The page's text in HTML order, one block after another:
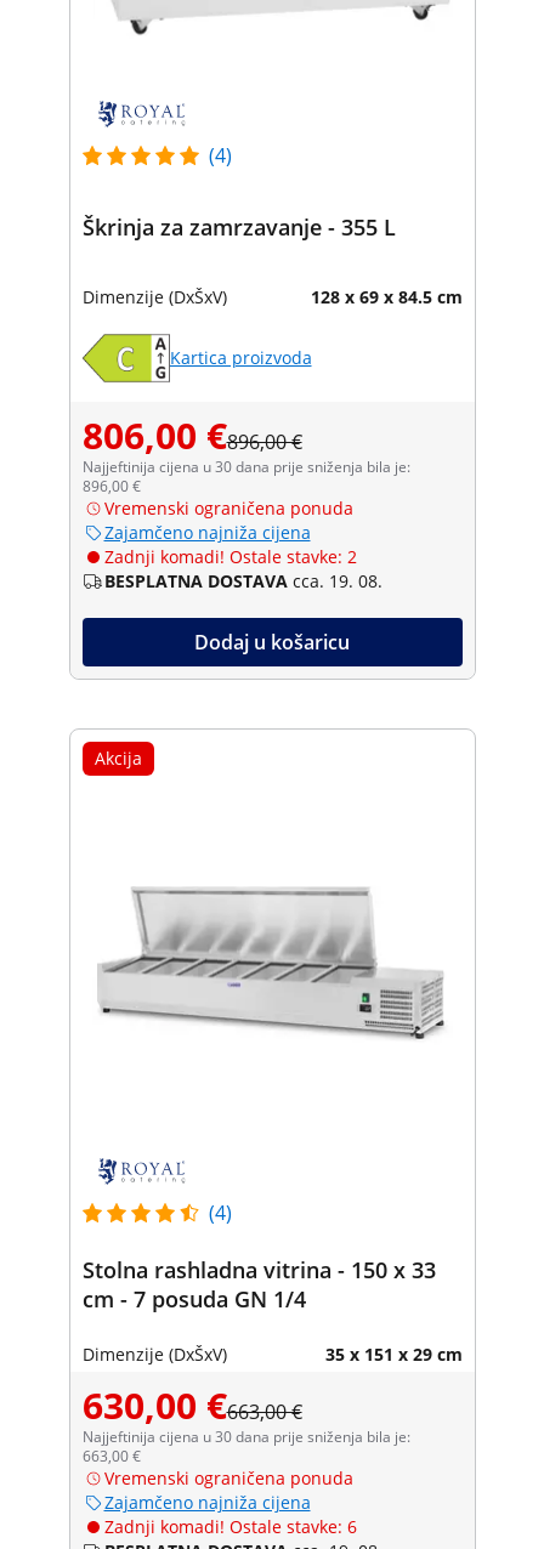
(4)
Škrinja za zamrzavanje - 355 L
Dimenzije (DxŠxV) 128 x 69 x 84.5 cm
Kartica proizvoda
806,00 €896,00 €
Najjeftinija cijena u 30 dana prije sniženja bila je:
896,00 €
Vremenski ograničena ponuda
Zajamčeno najniža cijena
Zadnji komadi! Ostale stavke: 2
BESPLATNA DOSTAVA cca. 19. 08.
Dodaj u košaricu
Akcija
(4)
Stolna rashladna vitrina - 150 x 33
cm - 7 posuda GN 1/4
Dimenzije (DxŠxV) 35 x 151 x 29 cm
630,00 €663,00 €
Najjeftinija cijena u 30 dana prije sniženja bila je:
663,00 €
Vremenski ograničena ponuda
Zajamčeno najniža cijena
Zadnji komadi! Ostale stavke: 6